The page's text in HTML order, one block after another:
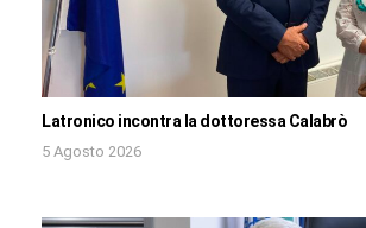
Latronico incontra la dottoressa Calabrò
5 Agosto 2026